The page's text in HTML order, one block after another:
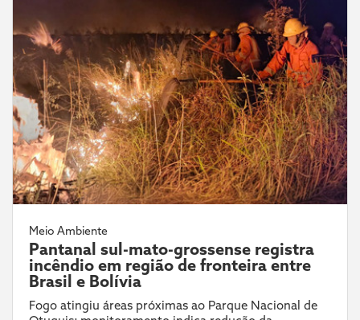
Meio Ambiente
Pantanal sul-mato-grossense registra
incêndio em região de fronteira entre
Brasil e Bolívia
Fogo atingiu áreas próximas ao Parque Nacional de